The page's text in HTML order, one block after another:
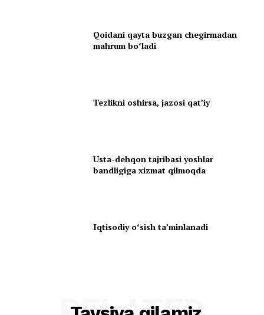
Qoidani qayta buzgan chegirmadan
mahrum boʻladi
Tezlikni oshirsa, jazosi qatʼiy
Usta-dehqon tajribasi yoshlar
bandligiga xizmat qilmoqda
Iqtisodiy oʻsish taʼminlanadi